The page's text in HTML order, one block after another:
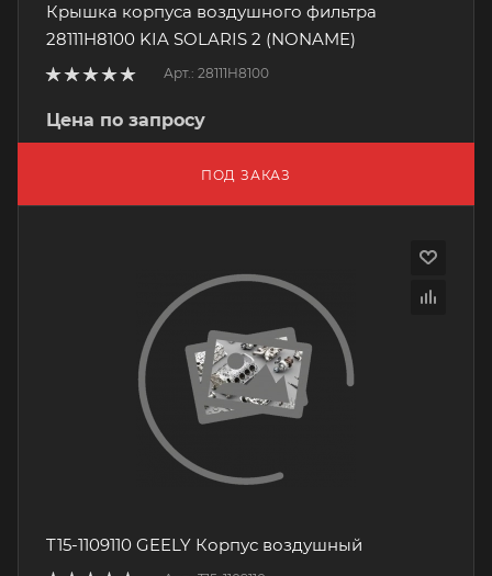
Крышка корпуса воздушного фильтра
28111H8100 KIA SOLARIS 2 (NONAME)
Арт.: 28111H8100
Цена по запросу
ПОД ЗАКАЗ
T15-1109110 GEELY Корпус воздушный